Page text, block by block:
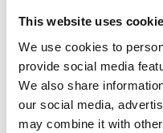
This website uses
We use cookies to
provide social media
We also share
our social media,
may combine it with
Dokument